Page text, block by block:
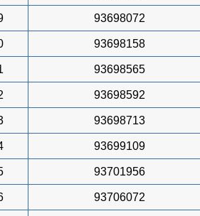
93698072
93698158
93698565
93698592
93698713
93699109
93701956
93706072